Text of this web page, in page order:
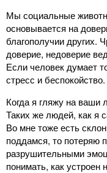
Мы социальные
основывается на
благополучии других.
доверие, недоверие
Если человек думает
стресс и беспокойство.
Когда я гляжу на ваши
Таких же людей, как я
Во мне тоже есть
поддамся, то потеряю
разрушительными
понимать, как